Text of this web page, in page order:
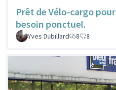
Prêt de Vélo-cargo pour
besoin ponctuel.
Yves Dubillard
8 8